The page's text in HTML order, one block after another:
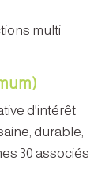
multi-
d'intérêt
durable,
30 associés